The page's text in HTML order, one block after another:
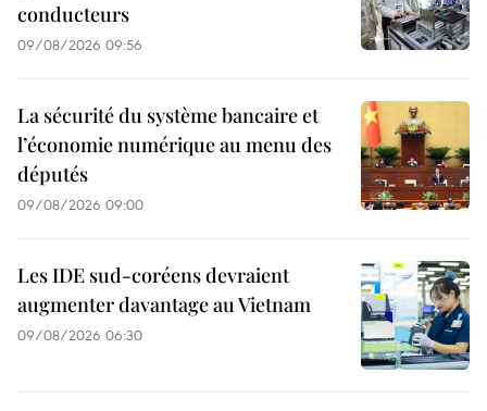
conducteurs
09/08/2026 09:56
La sécurité du système bancaire et
l’économie numérique au menu des
députés
09/08/2026 09:00
Les IDE sud-coréens devraient
augmenter davantage au Vietnam
09/08/2026 06:30